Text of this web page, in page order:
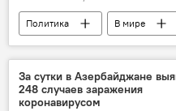
Политика В мире
Мультимедиа
США
ОБЩЕСТВО
За сутки в Азербайджане
248 случаев заражения
коронавирусом